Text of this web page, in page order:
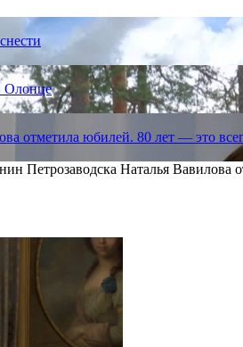
Олонце
отметила юбилей. 80 лет — это
Петрозаводска Наталья Вавилова